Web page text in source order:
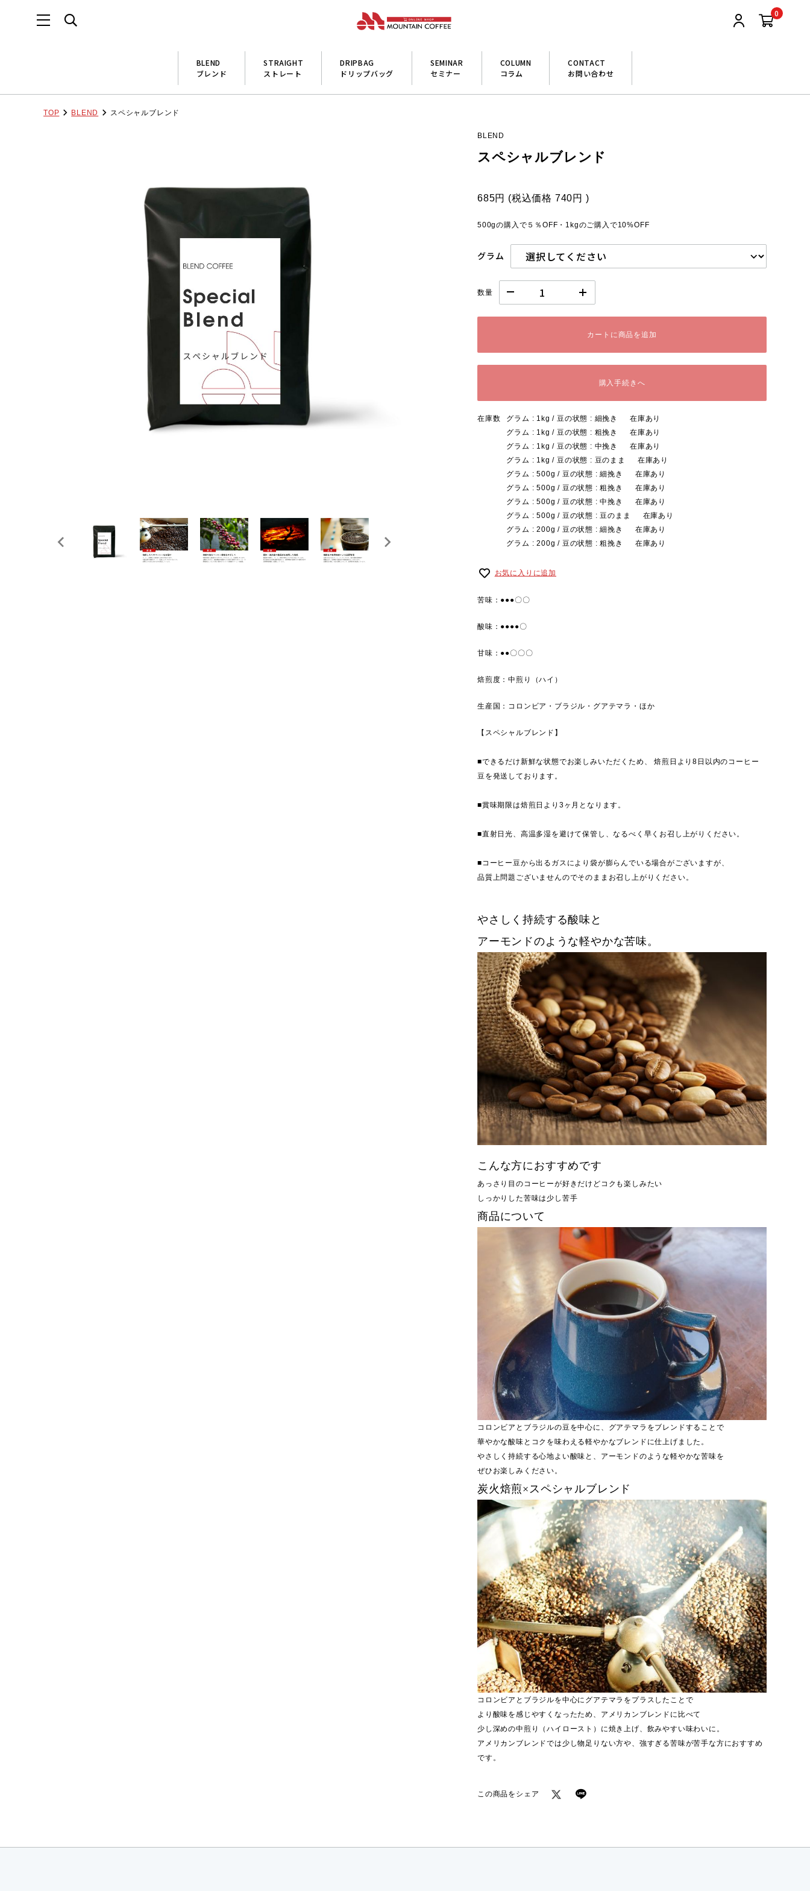
0
BLEND
ブレンド
STRAIGHT
ストレート
DRIPBAG
ドリップバッグ
SEMINAR
セミナー
COLUMN
コラム
CONTACT
お問い合わせ
TOP BLEND スペシャルブレンド
BLEND
スペシャルブレンド
685円 (税込価格 740円 )
500gの購入で５％OFF・1kgのご購入で10%OFF
グラム
数量
カートに商品を追加
購入手続きへ
在庫数 グラム : 1kg / 豆の状態 : 細挽き
在庫あり
グラム : 1kg / 豆の状態 : 粗挽き
在庫あり
グラム : 1kg / 豆の状態 : 中挽き
在庫あり
グラム : 1kg / 豆の状態 : 豆のまま
在庫あり
グラム : 500g / 豆の状態 : 細挽き
在庫あり
グラム : 500g / 豆の状態 : 粗挽き
在庫あり
グラム : 500g / 豆の状態 : 中挽き
在庫あり
グラム : 500g / 豆の状態 : 豆のまま
在庫あり
グラム : 200g / 豆の状態 : 細挽き
在庫あり
グラム : 200g / 豆の状態 : 粗挽き
在庫あり
お気に入りに追加
苦味：●●●〇〇
酸味：●●●●〇
甘味：●●〇〇〇
焙煎度：中煎り（ハイ）
生産国：コロンビア・ブラジル・グアテマラ・ほか
【スペシャルブレンド】
■できるだけ新鮮な状態でお楽しみいただくため、 焙煎日より8日以内のコーヒー
豆を発送しております。
■賞味期限は焙煎日より3ヶ月となります。
■直射日光、高温多湿を避けて保管し、なるべく早くお召し上がりください。
■コーヒー豆から出るガスにより袋が膨らんでいる場合がございますが、
品質上問題ございませんのでそのままお召し上がりください。
やさしく持続する酸味と
アーモンドのような軽やかな苦味。
こんな方におすすめです
あっさり目のコーヒーが好きだけどコクも楽しみたい
しっかりした苦味は少し苦手
商品について
コロンビアとブラジルの豆を中心に、グアテマラをブレンドすることで
華やかな酸味とコクを味わえる軽やかなブレンドに仕上げました。
やさしく持続する心地よい酸味と、アーモンドのような軽やかな苦味を
ぜひお楽しみください。
炭火焙煎×スペシャルブレンド
コロンビアとブラジルを中心にグアテマラをプラスしたことで
より酸味を感じやすくなったため、アメリカンブレンドに比べて
少し深めの中煎り（ハイロースト）に焼き上げ、飲みやすい味わいに。
アメリカンブレンドでは少し物足りない方や、強すぎる苦味が苦手な方におすすめ
です。
この商品をシェア